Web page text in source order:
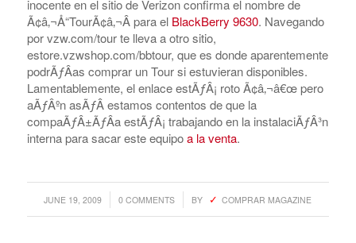
inocente en el sitio de Verizon confirma el nombre de
Ã¢â‚¬Å“TourÃ¢â‚¬Â para el BlackBerry 9630. Navegando
por vzw.com/tour te lleva a otro sitio,
estore.vzwshop.com/bbtour, que es donde aparentemente
podrÃƒÂ­as comprar un Tour si estuvieran disponibles.
Lamentablemente, el enlace estÃƒÂ¡ roto Ã¢â‚¬â€œ pero
aÃƒÂºn asÃƒÂ­ estamos contentos de que la
compaÃƒÂ±ÃƒÂ­a estÃƒÂ¡ trabajando en la instalaciÃƒÂ³n
interna para sacar este equipoa la venta.
JUNE 19, 2009
/ 0 COMMENTS
/ BY COMPRAR MAGAZINE